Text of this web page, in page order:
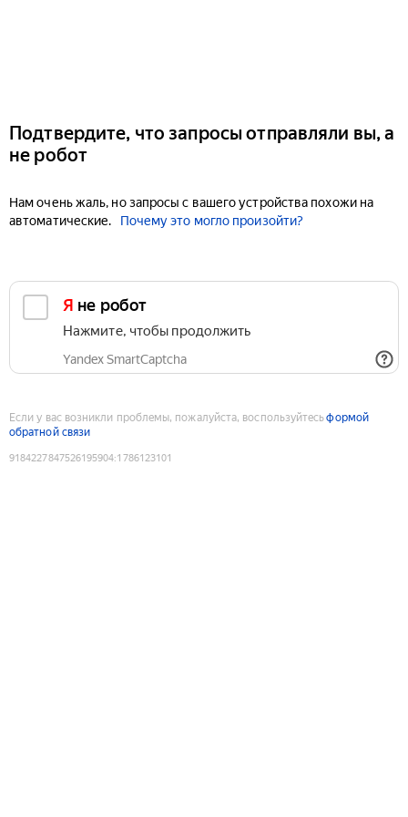
Подтвердите, что запросы отправляли вы, а
не робот
Нам очень жаль, но запросы с вашего устройства похожи на
автоматические.
Почему это могло произойти?
Я не робот
Нажмите, чтобы продолжить
Yandex SmartCaptcha
Если у вас возникли проблемы, пожалуйста, воспользуйтесьформой
обратной связи
9184227847526195904:1786123101